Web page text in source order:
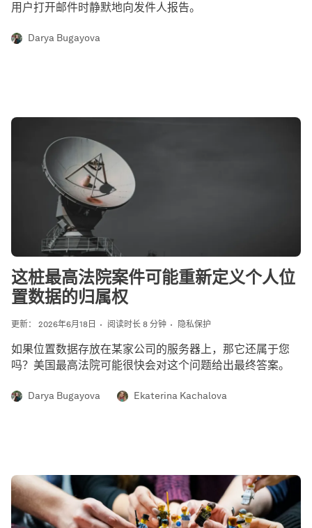
用户打开邮件时静默地向发件人报告。
Darya Bugayova
更新： 2026年6月18日 阅读时长 8 分钟 隐私保护
这桩最高法院案件可能重新定义个人位
置数据的归属权
如果位置数据存放在某家公司的服务器上，那它还属于您
吗？美国最高法院可能很快会对这个问题给出最终答案。
Darya Bugayova Ekaterina Kachalova